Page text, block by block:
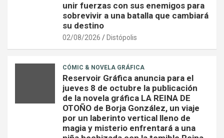
unir fuerzas con sus enemigos para
sobrevivir a una batalla que cambiará
su destino
02/08/2026 Distópolis
CÓMIC & NOVELA GRÁFICA
Reservoir Gráfica anuncia para el
jueves 8 de octubre la publicación
de la novela gráfica LA REINA DE
OTOÑO de Borja González, un viaje
por un laberinto vertical lleno de
magia y misterio enfrentará a una